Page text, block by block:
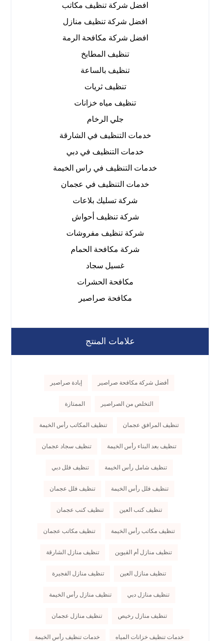
افضل شركة تنظيف مكاتب
افضل شركة تنظيف منازل
افضل شركة مكافحة الرمة
تنظيف المطابخ
تنظيف بالساعة
تنظيف ثريات
تنظيف مياه خزانات
جلي الرخام
خدمات التنظيف في الشارقة
خدمات التنظيف في دبي
خدمات التنظيف في راس الخيمة
خدمات التنظيف في عجمان
شركة تسليك بلاعات
شركة تنظيف أحواش
شركة تنظيف مفروشات
شركة مكافحة الحمام
غسيل سجاد
مكافحة الحشرات
مكافحة صراصير
علامات المنتج
أفضل شركة مكافحة صراصير إبادة صراصير
التخلص من الصراصير الممتازة
تنظيف المرافق عجمان تنظيف المكاتب رأس الخيمة
تنظيف بعد البناء رأس الخيمة تنظيف سجاد عجمان
تنظيف شامل رأس الخيمة تنظيف فلل دبي
تنظيف فلل رأس الخيمة تنظيف فلل عجمان
تنظيف كنب العين تنظيف كنب عجمان
تنظيف مكاتب رأس الخيمة تنظيف مكاتب عجمان
تنظيف منازل أم القيوين تنظيف منازل الشارقة
تنظيف منازل العين تنظيف منازل الفجيرة
تنظيف منازل دبي تنظيف منازل رأس الخيمة
تنظيف منازل رخيص تنظيف منازل عجمان
خدمات تنظيف خزانات المياه خدمات تنظيف رأس الخيمة